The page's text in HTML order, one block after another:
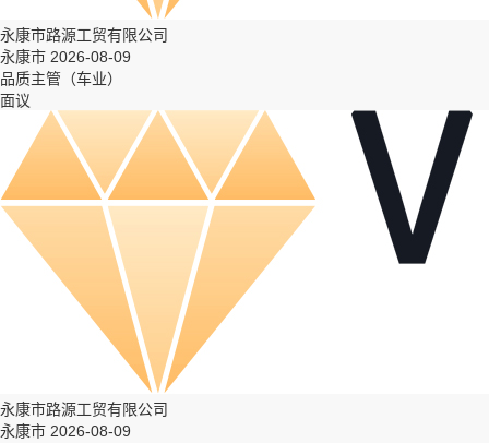
永康市路源工贸有限公司
永康市 2026-08-09
品质主管（车业）
面议
永康市路源工贸有限公司
永康市 2026-08-09